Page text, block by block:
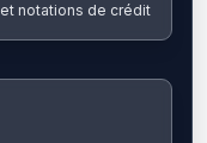
notations de crédit